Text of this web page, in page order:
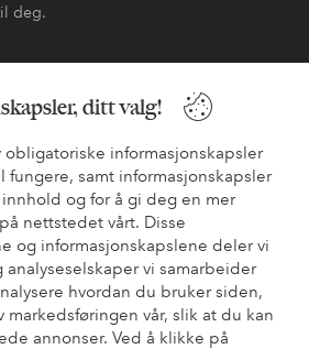
ditt valg!
obligatoriske informasjonskapsler
fungere, samt informasjonskapsler
og for å gi deg en mer
nettstedet vårt. Disse
og informasjonskapslene deler vi
vi samarbeider
hvordan du bruker siden,
vår, slik at du kan
annonser. Ved å klikke på
deg.
spørsmålene i vår FAQ. Du finner
du kan kontakte oss.
Betalingsmåte